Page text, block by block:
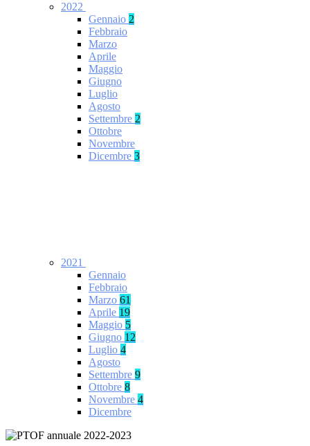
2022
Gennaio 2
Febbraio
Marzo
Aprile
Maggio
Giugno
Luglio
Agosto
Settembre 2
Ottobre
Novembre
Dicembre 3
2021
Gennaio
Febbraio
Marzo 61
Aprile 19
Maggio 5
Giugno 12
Luglio 4
Agosto
Settembre 9
Ottobre 8
Novembre 4
Dicembre